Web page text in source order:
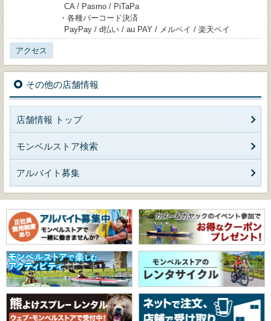
CA / Pasmo / PiTaPa
・各種バーコード決済
PayPay / d払い / au PAY / メルペイ / 楽天ペイ
アクセス
その他の店舗情報
店舗情報 トップ
モンベルストア検索
アルバイト募集